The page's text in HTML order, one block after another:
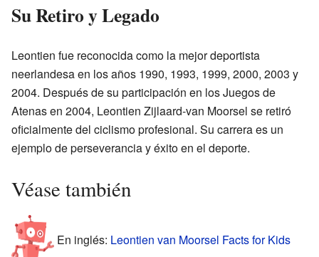
Su Retiro y Legado
Leontien fue reconocida como la mejor deportista
neerlandesa en los años 1990, 1993, 1999, 2000, 2003 y
2004. Después de su participación en los Juegos de
Atenas en 2004, Leontien Zijlaard-van Moorsel se retiró
oficialmente del ciclismo profesional. Su carrera es un
ejemplo de perseverancia y éxito en el deporte.
Véase también
En inglés: Leontien van Moorsel Facts for Kids